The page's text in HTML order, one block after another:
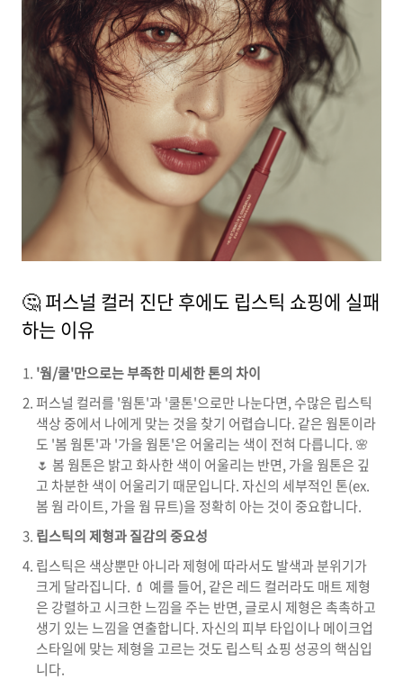
🤔 퍼스널 컬러 진단 후에도 립스틱 쇼핑에 실패
하는 이유
'웜/쿨'만으로는 부족한 미세한 톤의 차이
퍼스널 컬러를 '웜톤'과 '쿨톤'으로만 나눈다면, 수많은 립스틱
색상 중에서 나에게 맞는 것을 찾기 어렵습니다. 같은 웜톤이라
도 '봄 웜톤'과 '가을 웜톤'은 어울리는 색이 전혀 다릅니다. 🌸
🌷 봄 웜톤은 밝고 화사한 색이 어울리는 반면, 가을 웜톤은 깊
고 차분한 색이 어울리기 때문입니다. 자신의 세부적인 톤(ex.
봄 웜 라이트, 가을 웜 뮤트)을 정확히 아는 것이 중요합니다.
립스틱의 제형과 질감의 중요성
립스틱은 색상뿐만 아니라 제형에 따라서도 발색과 분위기가
크게 달라집니다. 💄 예를 들어, 같은 레드 컬러라도 매트 제형
은 강렬하고 시크한 느낌을 주는 반면, 글로시 제형은 촉촉하고
생기 있는 느낌을 연출합니다. 자신의 피부 타입이나 메이크업
스타일에 맞는 제형을 고르는 것도 립스틱 쇼핑 성공의 핵심입
니다.